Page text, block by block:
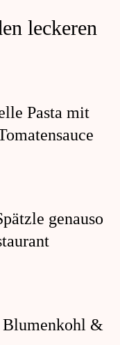
leckeren
Pasta mit
genauso
&